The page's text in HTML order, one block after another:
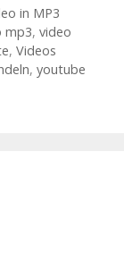
in MP3
mp3, video
, Videos
, youtube